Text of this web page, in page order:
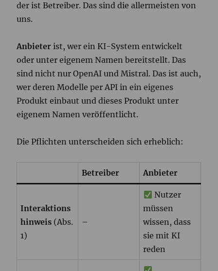
der ist Betreiber. Das sind die allermeisten von
uns.
Anbieter ist, wer ein KI-System entwickelt
oder unter eigenem Namen bereitstellt. Das
sind nicht nur OpenAI und Mistral. Das ist auch,
wer deren Modelle per API in ein eigenes
Produkt einbaut und dieses Produkt unter
eigenem Namen veröffentlicht.
Die Pflichten unterscheiden sich erheblich:
Betreiber Anbieter
Interaktions
hinweis (Abs.
1)
–
Nutzer
müssen
wissen, dass
sie mit KI
reden